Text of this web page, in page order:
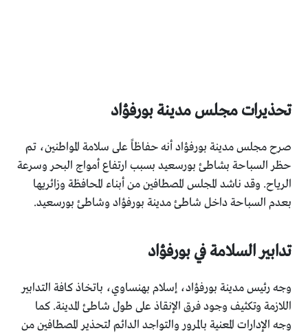
تحذيرات مجلس مدينة بورفؤاد
صرح مجلس مدينة بورفؤاد أنه حفاظاً على سلامة المواطنين، تم
حظر السباحة بشاطئ بورسعيد بسبب ارتفاع أمواج البحر وسرعة
الرياح. وقد ناشد المجلس المصطافين من أبناء المحافظة وزائريها
بعدم السباحة داخل شاطئ مدينة بورفؤاد وشاطئ بورسعيد.
تدابير السلامة في بورفؤاد
وجه رئيس مدينة بورفؤاد، إسلام بهنساوي، باتخاذ كافة التدابير
اللازمة وتكثيف وجود فرق الإنقاذ على طول شاطئ المدينة. كما
وجه الإدارات المعنية بالمرور والتواجد الدائم لتحذير المصطافين من